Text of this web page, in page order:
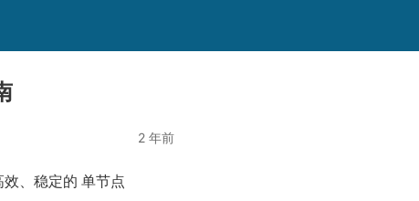
2 年前
效、稳定的 单节点